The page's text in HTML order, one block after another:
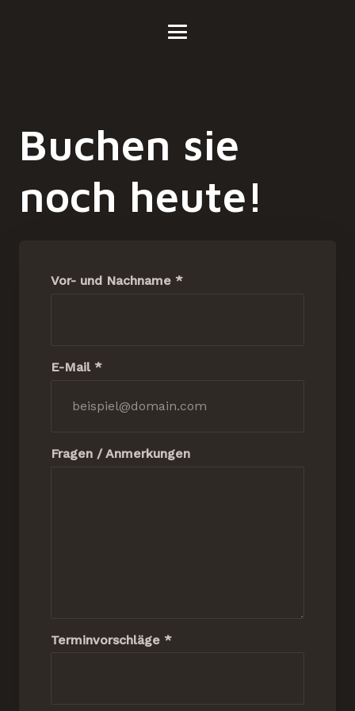
Buchen sie
noch heute!
Vor- und Nachname *
E-Mail *
Fragen / Anmerkungen
Terminvorschläge *